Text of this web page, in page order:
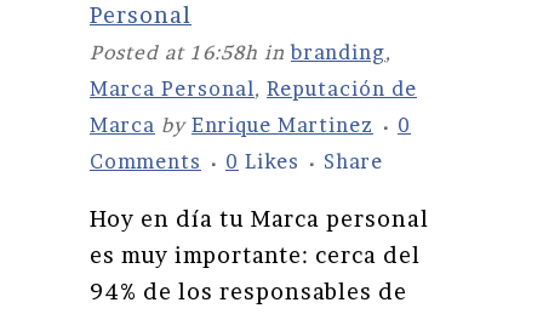
Personal
Posted at 16:58h inbranding,
Marca Personal, Reputación de
Marca by Enrique Martinez
0
Comments
0 Likes Share
Hoy en día tu Marca personal
es muy importante: cerca del
94% de los responsables de